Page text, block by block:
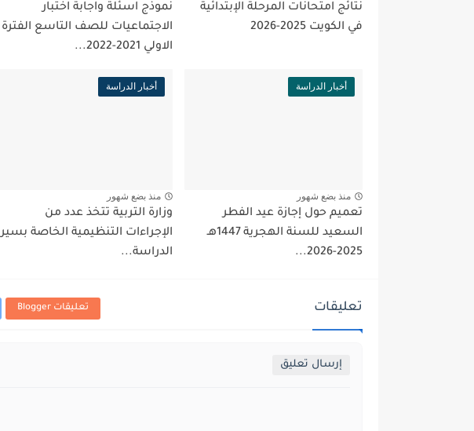
نتائج امتحانات المرحلة الإبتدائية
في الكويت 2025-2026
نموذج اسئلة واجابة اختبار
الاجتماعيات للصف التاسع الفترة
الاولي 2021-2022...
أخبار الدراسة
منذ بضع شهور
تعميم حول إجازة عيد الفطر
السعيد للسنة الهجرية 1447هـ
2025-2026...
أخبار الدراسة
منذ بضع شهور
وزارة التربية تتخذ عدد من
الإجراءات التنظيمية الخاصة بسير
الدراسة...
تعليقات تعليقات Blogger
إرسال تعليق